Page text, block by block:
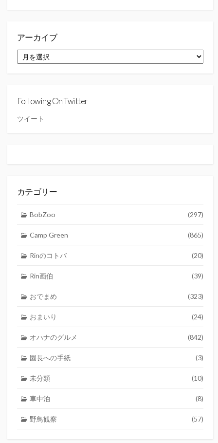
アーカイブ
ー
Following On Twitter
ツイート
カテゴリー
BobZoo (297)
Camp Green (865)
Rinのコトバ (20)
Rin画伯 (39)
おでまめ (323)
おまいり (24)
オハナのグルメ (842)
園長への手紙 (3)
未分類 (10)
車中泊 (8)
野鳥観察 (57)